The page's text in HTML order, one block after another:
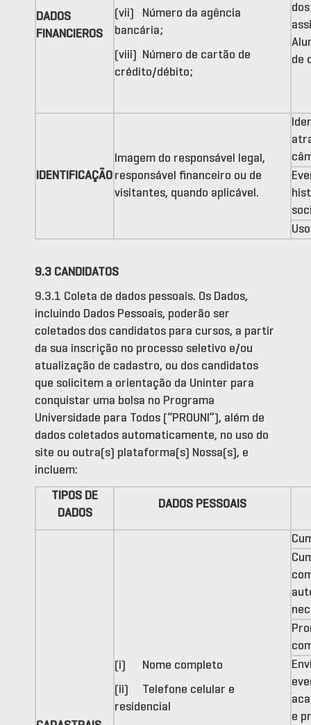
DADOS
FINANCIEROS
(vii) Número da agência
bancária;
(viii) Número de cartão de
crédito/débito;
de
IDENTIFICAÇÃO
Imagem do responsável legal,
responsável financeiro ou de
visitantes, quando aplicável.
9.3 CANDIDATOS
9.3.1 Coleta de dados pessoais. Os Dados,
incluindo Dados Pessoais, poderão ser
coletados dos candidatos para cursos, a partir
da sua inscrição no processo seletivo e/ou
atualização de cadastro, ou dos candidatos
que solicitem a orientação da Uninter para
conquistar uma bolsa no Programa
Universidade para Todos (“PROUNI”), além de
dados coletados automaticamente, no uso do
site ou outra(s) plataforma(s) Nossa(s), e
incluem:
TIPOS DE
DADOS
DADOS PESSOAIS
(i) Nome completo
(ii) Telefone celular e
residencial
e